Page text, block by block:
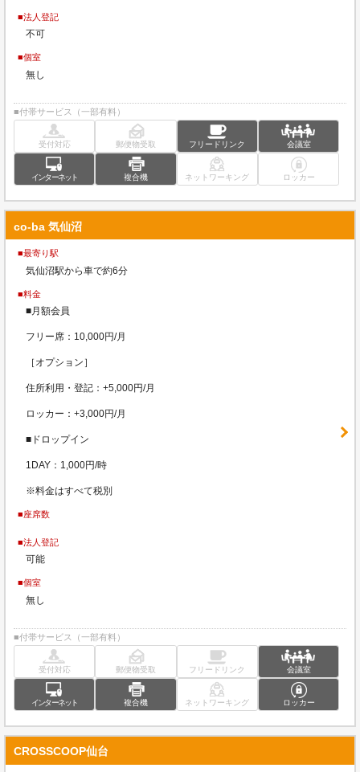
■法人登記
不可
■個室
無し
■付帯サービス（一部有料）
受付対応 郵便物受取 フリードリンク 会議室
インターネット 複合機 ネットワーキング ロッカー
co-ba 気仙沼
■最寄り駅
気仙沼駅から車で約6分
■料金
■月額会員
フリー席：10,000円/月
［オプション］
住所利用・登記：+5,000円/月
ロッカー：+3,000円/月
■ドロップイン
1DAY：1,000円/時
※料金はすべて税別
■座席数
■法人登記
可能
■個室
無し
■付帯サービス（一部有料）
受付対応 郵便物受取 フリードリンク 会議室
インターネット 複合機 ネットワーキング ロッカー
CROSSCOOP仙台